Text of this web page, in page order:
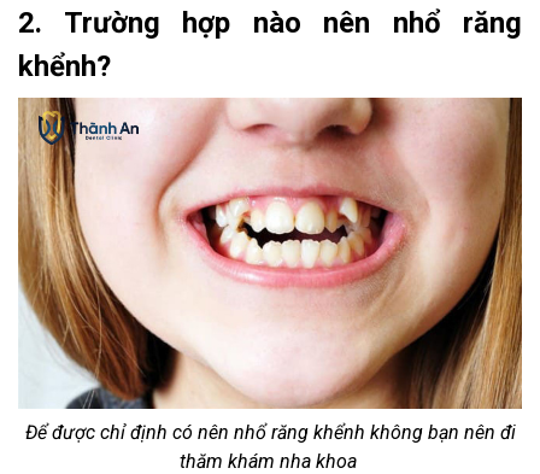
2. Trường hợp nào nên nhổ răng
khểnh?
Để được chỉ định có nên nhổ răng khểnh không bạn nên đi
thăm khám nha khoa